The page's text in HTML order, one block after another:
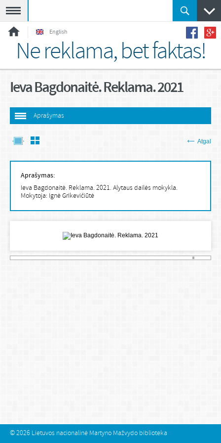
English
Ne reklama, bet faktas!
Ieva Bagdonaitė. Reklama. 2021
Aprašymas
Atgal
Aprašymas:
Ieva Bagdonaitė. Reklama. 2021. Alytaus dailės mokykla.
Mokytoja: Ignė Grikevičiūtė
© 2026 Lietuvos nacionalinė Martyno Mažvydo biblioteka